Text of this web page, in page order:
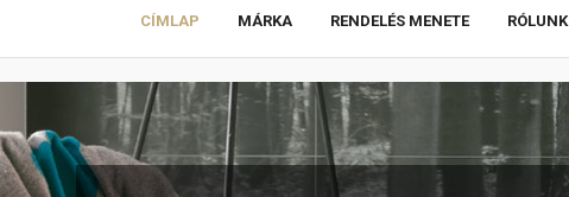
CÍMLAP MÁRKA RENDELÉS MENETE RÓLUNK